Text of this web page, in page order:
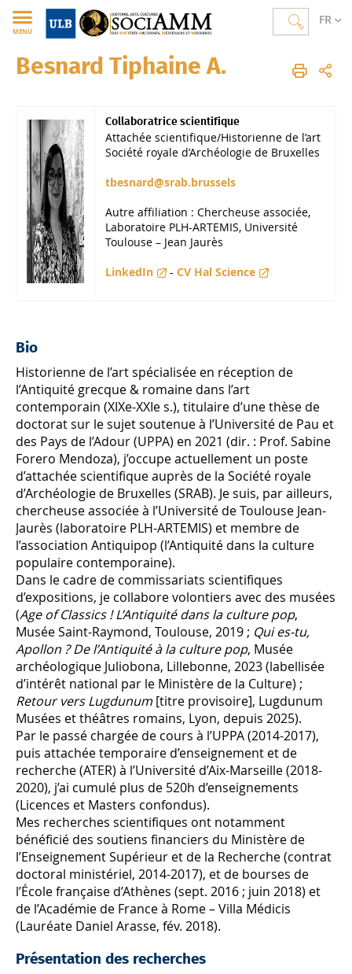
FR
MENU
SOCIAMM FR Membres Corps scientifique
Besnard Tiphaine A.
Collaboratrice scientifique
Attachée scientifique/Historienne de l’art
Société royale d’Archéologie de Bruxelles
tbesnard@srab.brussels
Autre affiliation : Chercheuse associée,
Laboratoire PLH-ARTEMIS, Université
Toulouse – Jean Jaurès
LinkedIn
- CV Hal Science
Bio
Historienne de l’art spécialisée en réception de
l’Antiquité grecque & romaine dans l’art
contemporain (XIXe-XXIe s.), titulaire d’une thèse de
doctorat sur le sujet soutenue à l’Université de Pau et
des Pays de l’Adour (UPPA) en 2021 (dir. : Prof. Sabine
Forero Mendoza), j’occupe actuellement un poste
d’attachée scientifique auprès de la Société royale
d’Archéologie de Bruxelles (SRAB). Je suis, par ailleurs,
chercheuse associée à l’Université de Toulouse Jean-
Jaurès (laboratoire PLH-ARTEMIS) et membre de
l’association Antiquipop (l’Antiquité dans la culture
populaire contemporaine).
Dans le cadre de commissariats scientifiques
d’expositions, je collabore volontiers avec des musées
(Age of Classics ! L’Antiquité dans la culture pop,
Musée Saint-Raymond, Toulouse, 2019 ; Qui es-tu,
Apollon ? De l’Antiquité à la culture pop, Musée
archéologique Juliobona, Lillebonne, 2023 (labellisée
d’intérêt national par le Ministère de la Culture) ;
Retour vers Lugdunum[titre provisoire], Lugdunum
Musées et théâtres romains, Lyon, depuis 2025).
Par le passé chargée de cours à l’UPPA (2014-2017),
puis attachée temporaire d’enseignement et de
recherche (ATER) à l’Université d’Aix-Marseille (2018-
2020), j’ai cumulé plus de 520h d’enseignements
(Licences et Masters confondus).
Mes recherches scientifiques ont notamment
bénéficié des soutiens financiers du Ministère de
l’Enseignement Supérieur et de la Recherche (contrat
doctoral ministériel, 2014-2017), et de bourses de
l’École française d’Athènes (sept. 2016 ; juin 2018) et
de l’Académie de France à Rome – Villa Médicis
(Lauréate Daniel Arasse, fév. 2018).
Présentation des recherches